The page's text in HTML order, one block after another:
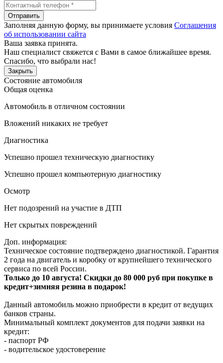
Отправить
Заполняя данную форму, вы принимаете условия Соглашения
об использовании сайта
Ваша заявка принята.
Наш специалист свяжется с Вами в самое ближайшее время.
Спасибо, что выбрали нас!
Закрыть
Состояние автомобиля
Общая оценка
Автомобиль в отличном состоянии
Вложений никаких не требует
Диагностика
Успешно прошел техническую диагностику
Успешно прошел компьютерную диагностику
Осмотр
Нет подозрений на участие в ДТП
Нет скрытых повреждений
Доп. информация:
Техническое состояние подтверждено диагностикой. Гарантия
2 года на двигатель и коробку от крупнейшего технического
сервиса по всей России.
Только до 10 августа! Скидки до 80 000 руб при покупке в
кредит+зимняя резина в подарок!
Данный автомобиль можно приобрести в кредит от ведущих
банков страны.
Минимальный комплект документов для подачи заявки на
кредит:
- паспорт РФ
- водительское удостоверение